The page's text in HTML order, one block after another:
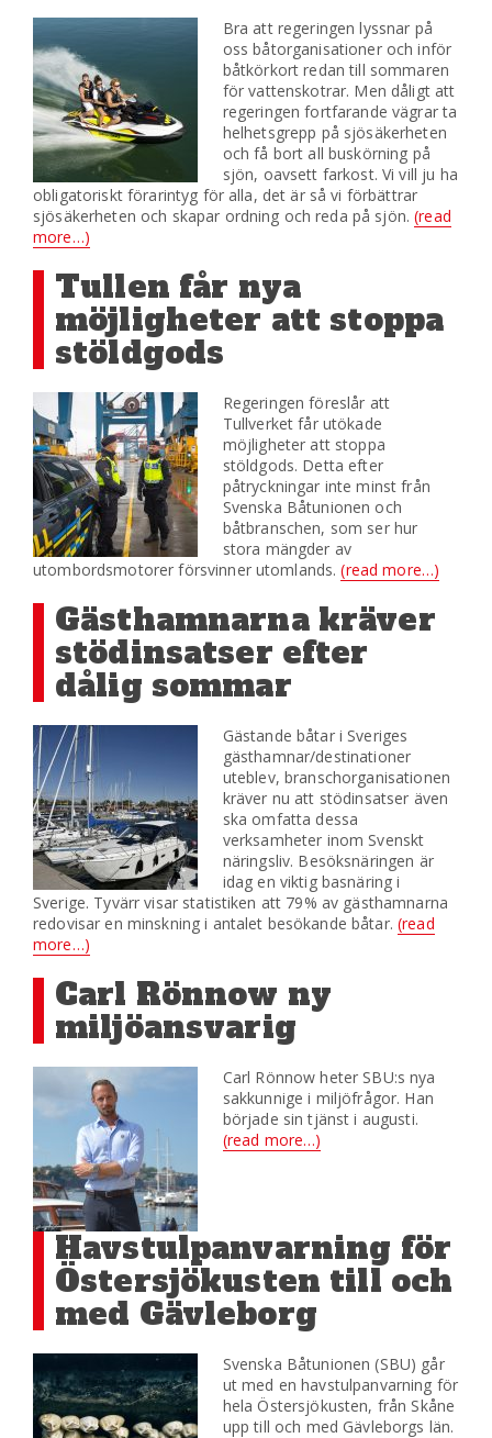
Bra att regeringen lyssnar på
oss båtorganisationer och inför
båtkörkort redan till sommaren
för vattenskotrar. Men dåligt att
regeringen fortfarande vägrar ta
helhetsgrepp på sjösäkerheten
och få bort all buskörning på
sjön, oavsett farkost. Vi vill ju ha
obligatoriskt förarintyg för alla, det är så vi förbättrar
sjösäkerheten och skapar ordning och reda på sjön.(read
more…)
Tullen får nya
möjligheter att stoppa
stöldgods
Regeringen föreslår att
Tullverket får utökade
möjligheter att stoppa
stöldgods. Detta efter
påtryckningar inte minst från
Svenska Båtunionen och
båtbranschen, som ser hur
stora mängder av
utombordsmotorer försvinner utomlands.(read more…)
Gästhamnarna kräver
stödinsatser efter
dålig sommar
Gästande båtar i Sveriges
gästhamnar/destinationer
uteblev, branschorganisationen
kräver nu att stödinsatser även
ska omfatta dessa
verksamheter inom Svenskt
näringsliv. Besöksnäringen är
idag en viktig basnäring i
Sverige. Tyvärr visar statistiken att 79% av gästhamnarna
redovisar en minskning i antalet besökande båtar.(read
more…)
Carl Rönnow ny
miljöansvarig
Carl Rönnow heter SBU:s nya
sakkunnige i miljöfrågor. Han
började sin tjänst i augusti.
(read more…)
​Havstulpanvarning för
Östersjökusten till och
med Gävleborg
Svenska Båtunionen (SBU) går
ut med en havstulpanvarning för
hela Östersjökusten, från Skåne
upp till och med Gävleborgs län.